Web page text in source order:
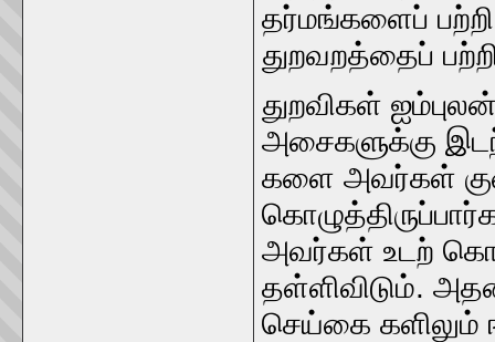
தர்மங்களைப்‌
துறவறத்தைப்‌
துறவிகள்‌
அசைகளுக்கு
களை அவர்கள்‌
அவர்கள்‌ உடற்‌
தள்ளிவிடும்‌.
செய்கை களிலும்‌